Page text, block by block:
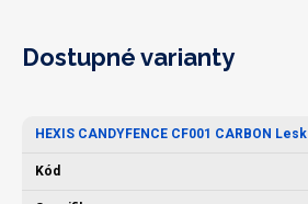
Dostupné varianty
HEXIS CANDYFENCE CF001 CARBON Lesk